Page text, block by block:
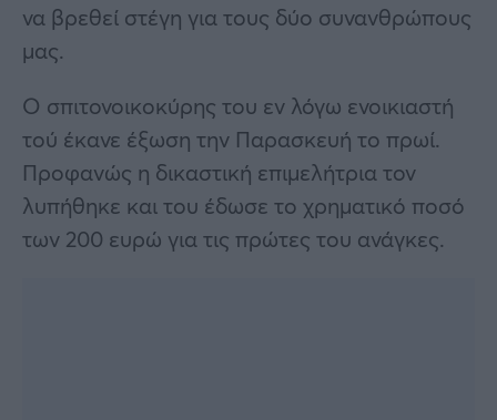
να βρεθεί στέγη για τους δύο συνανθρώπους
μας.
Ο σπιτονοικοκύρης του εν λόγω ενοικιαστή
τού έκανε έξωση την Παρασκευή το πρωί.
Προφανώς η δικαστική επιμελήτρια τον
λυπήθηκε και του έδωσε το χρηματικό ποσό
των 200 ευρώ για τις πρώτες του ανάγκες.